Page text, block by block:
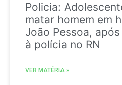
Policia:
matar homem em
João Pessoa,
à polícia no RN
VER MATÉRIA »